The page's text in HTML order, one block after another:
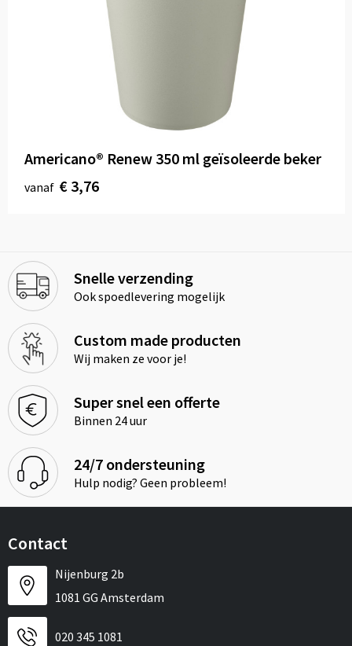
Americano®­­ Renew 350 ml geïsoleerde beker
vanaf € 3,76
Snelle verzending
Ook spoedlevering mogelijk
Custom made producten
Wij maken ze voor je!
Super snel een offerte
Binnen 24 uur
24/7 ondersteuning
Hulp nodig? Geen probleem!
Contact
Nijenburg 2b
1081 GG Amsterdam
020 345 1081